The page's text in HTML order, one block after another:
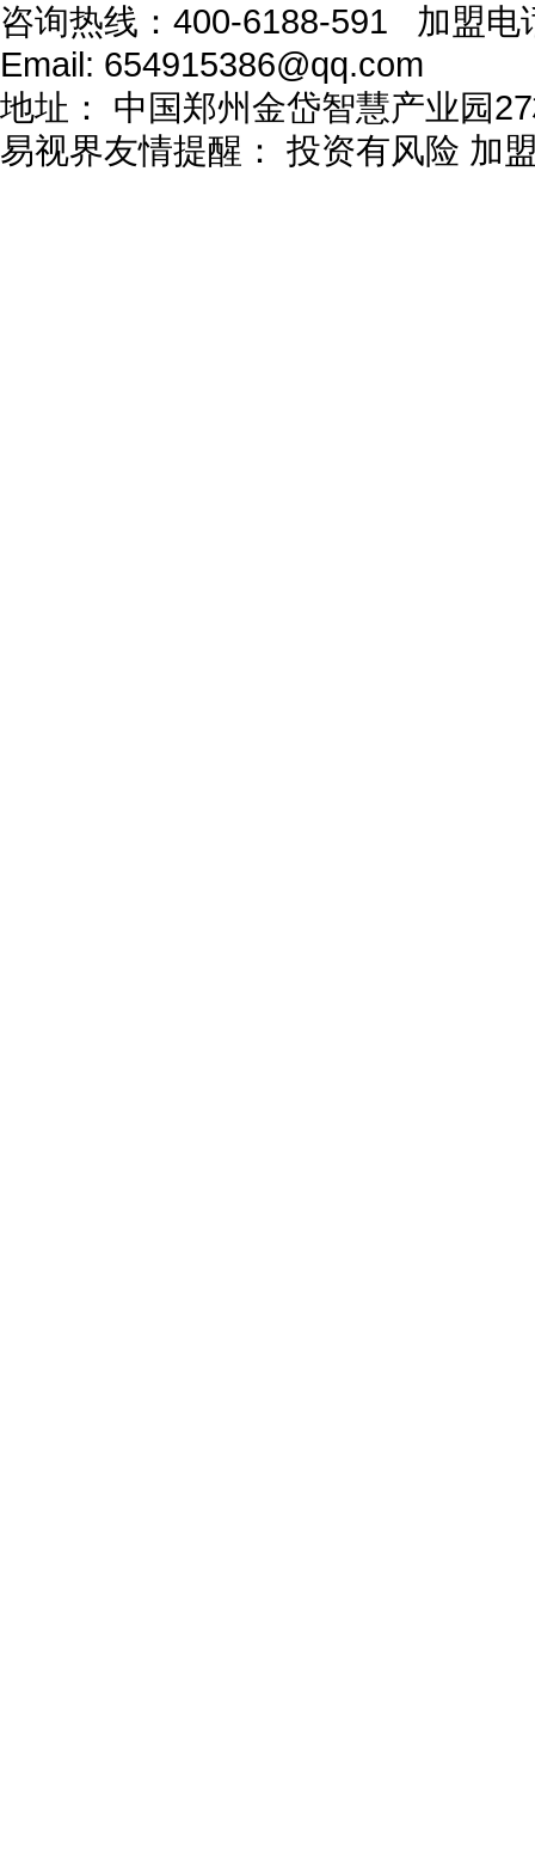
咨询热线： 400-6188-591 加盟电
Email: 654915386@qq.com
地址：
中国郑州金岱智慧产业园
易视界友情提醒：
投资有风险 加